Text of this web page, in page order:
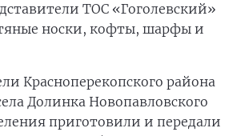
ТОС «Гоголевский»
носки, кофты, шарфы и
Красноперекопского района
Долинка Новопавловского
приготовили и передали